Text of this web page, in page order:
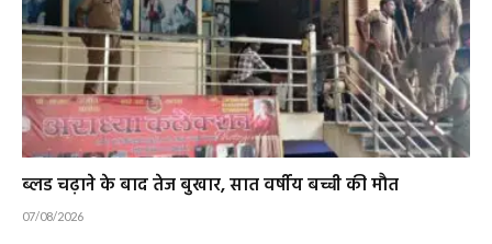
ब्लड चढ़ाने के बाद तेज बुखार, सात वर्षीय बच्ची की मौत
07/08/2026